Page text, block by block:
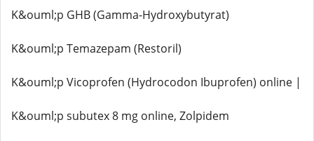
K&ouml;p GHB (Gamma-Hydroxybutyrat)
K&ouml;p Temazepam (Restoril)
K&ouml;p Vicoprofen (Hydrocodon Ibuprofen) online |
K&ouml;p subutex 8 mg online, Zolpidem